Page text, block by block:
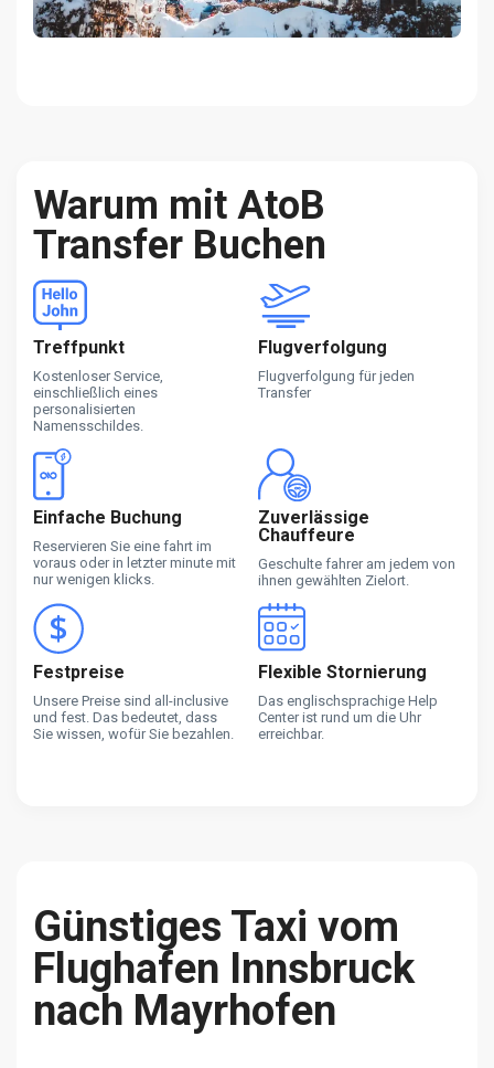
Warum mit AtoB
Transfer Buchen
Treffpunkt
Kostenloser Service,
einschließlich eines
personalisierten
Namensschildes.
Flugverfolgung
Flugverfolgung für jeden
Transfer
Einfache Buchung
Reservieren Sie eine fahrt im
voraus oder in letzter minute mit
nur wenigen klicks.
Zuverlässige
Chauffeure
Geschulte fahrer am jedem von
ihnen gewählten Zielort.
Festpreise
Unsere Preise sind all-inclusive
und fest. Das bedeutet, dass
Sie wissen, wofür Sie bezahlen.
Flexible Stornierung
Das englischsprachige Help
Center ist rund um die Uhr
erreichbar.
Günstiges Taxi vom
Flughafen Innsbruck
nach Mayrhofen